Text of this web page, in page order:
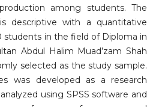
among students. The
descriptive with a quantitative
students in the field of Diploma in
Abdul Halim Muad’zam Shah
selected as the study sample.
was developed as a research
using SPSS software and